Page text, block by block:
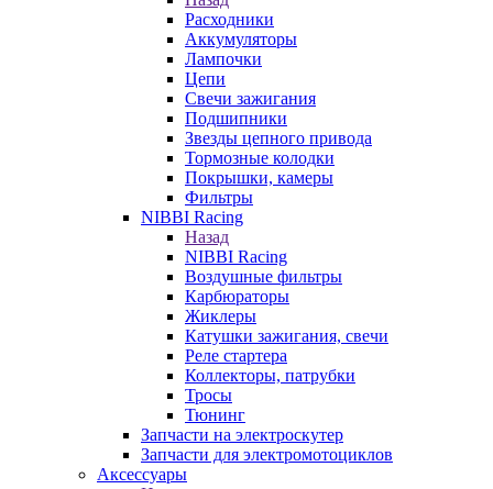
Расходники
Аккумуляторы
Лампочки
Цепи
Свечи зажигания
Подшипники
Звезды цепного привода
Тормозные колодки
Покрышки, камеры
Фильтры
NIBBI Racing
Назад
NIBBI Racing
Воздушные фильтры
Карбюраторы
Жиклеры
Катушки зажигания, свечи
Реле стартера
Коллекторы, патрубки
Тросы
Тюнинг
Запчасти на электроскутер
Запчасти для электромотоциклов
Аксессуары